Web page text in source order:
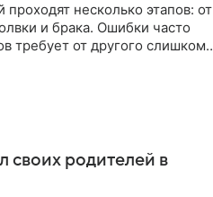
несколько этапов: от
и брака. Ошибки часто
требует от другого слишком
своих родителей в